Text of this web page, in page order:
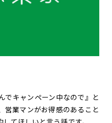
でキャンペーン中なので』と
営業マンがお得感のあること